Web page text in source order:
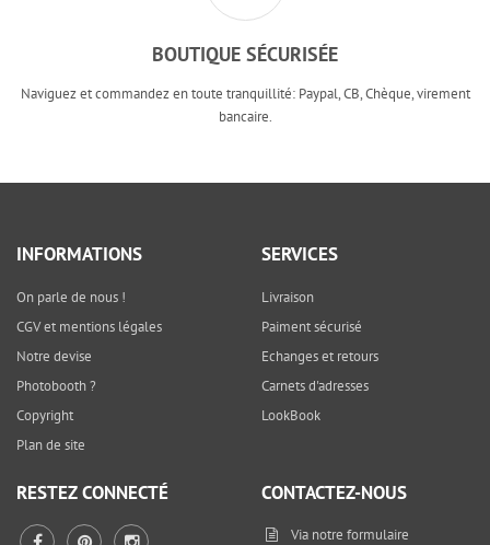
BOUTIQUE SÉCURISÉE
Naviguez et commandez en toute tranquillité: Paypal, CB, Chèque, virement
bancaire.
INFORMATIONS
On parle de nous !
CGV et mentions légales
Notre devise
Photobooth ?
Copyright
Plan de site
SERVICES
Livraison
Paiment sécurisé
Echanges et retours
Carnets d'adresses
LookBook
RESTEZ CONNECTÉ CONTACTEZ-NOUS
Via notre formulaire